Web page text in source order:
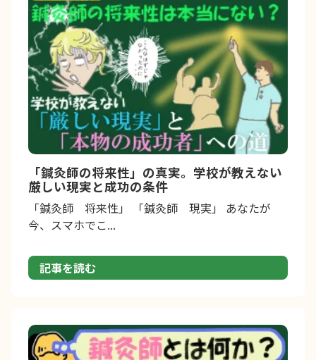
「鍼灸師の将来性」の真実。学校が教えない
厳しい現実と成功の条件
「鍼灸師 将来性」 「鍼灸師 現実」 あなたが
今、スマホでこ...
記事を読む